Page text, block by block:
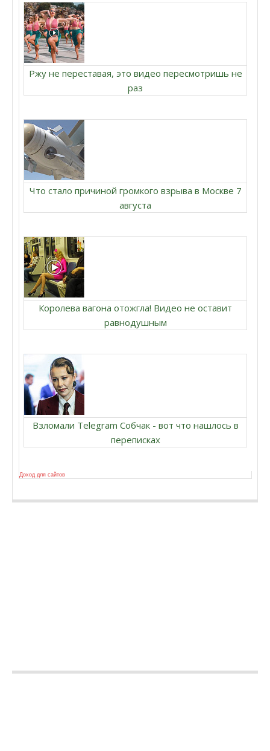
Ржу не переставая, это видео пересмотришь не
раз
Что стало причиной громкого взрыва в Москве 7
августа
Королева вагона отожгла! Видео не оставит
равнодушным
Взломали Telegram Собчак - вот что нашлось в
переписках
Доход для сайтов